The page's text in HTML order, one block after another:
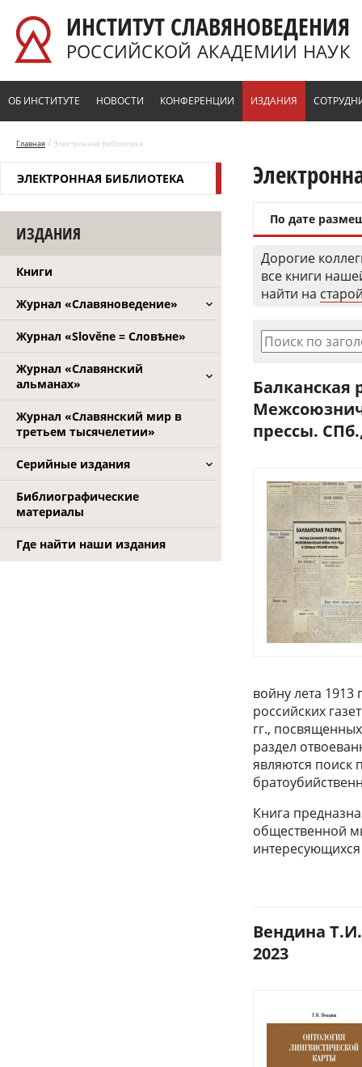
ИНСТИТУТ СЛАВЯНОВЕДЕНИЯ
РОССИЙСКОЙ АКАДЕМИИ НАУК
ОБ ИНСТИТУТЕ НОВОСТИ КОНФЕРЕНЦИИ ИЗДАНИЯ
Главная / Электронная библиотека
ЭЛЕКТРОННАЯ БИБЛИОТЕКА
ИЗДАНИЯ
Книги
Журнал «Славяноведение»
Журнал «Slověne = Словѣне»
Журнал «Славянский
альманах»
Журнал «Славянский мир в
третьем тысячелетии»
Серийные издания
Библиографические
материалы
Где найти наши издания
По дате
Дорогие
все книги
найти на
Поиск по
Балканская
прессы.
войну лета 1913
российских
гг.,
раздел
являются поиск
Книга
общественной
Вендина
2023